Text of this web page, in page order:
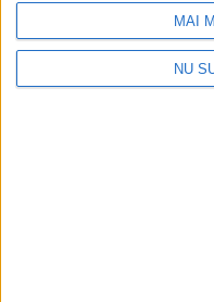
MAI
NU